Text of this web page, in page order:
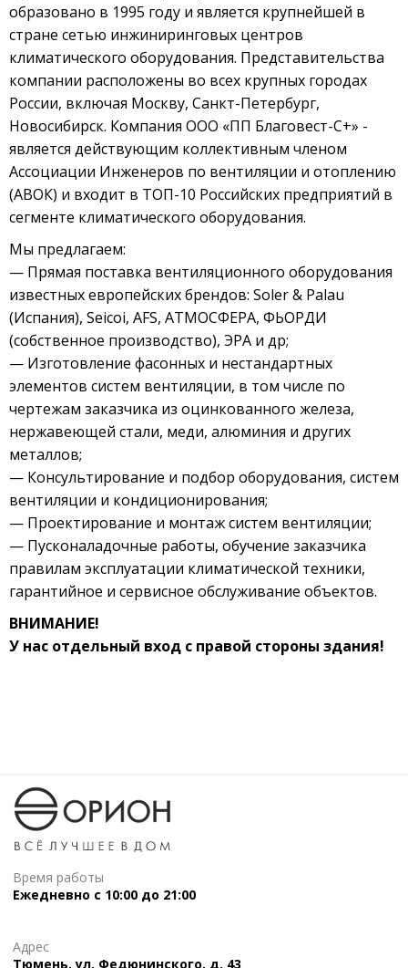
образовано в 1995 году и является крупнейшей в
стране сетью инжиниринговых центров
климатического оборудования. Представительства
компании расположены во всех крупных городах
России, включая Москву, Санкт-Петербург,
Новосибирск. Компания ООО «ПП Благовест-С+» -
является действующим коллективным членом
Ассоциации Инженеров по вентиляции и отоплению
(АВОК) и входит в ТОП-10 Российских предприятий в
сегменте климатического оборудования.
Мы предлагаем:
— Прямая поставка вентиляционного оборудования
известных европейских брендов: Soler & Palau
(Испания), Seicoi, AFS, АТМОСФЕРА, ФЬОРДИ
(собственное производство), ЭРА и др;
— Изготовление фасонных и нестандартных
элементов систем вентиляции, в том числе по
чертежам заказчика из оцинкованного железа,
нержавеющей стали, меди, алюминия и других
металлов;
— Консультирование и подбор оборудования, систем
вентиляции и кондиционирования;
— Проектирование и монтаж систем вентиляции;
— Пусконаладочные работы, обучение заказчика
правилам эксплуатации климатической техники,
гарантийное и сервисное обслуживание объектов.
ВНИМАНИЕ!
У нас отдельный вход с правой стороны здания!
Время работы
Ежедневно с 10:00 до 21:00
Адрес
Тюмень, ул. Федюнинского, д. 43